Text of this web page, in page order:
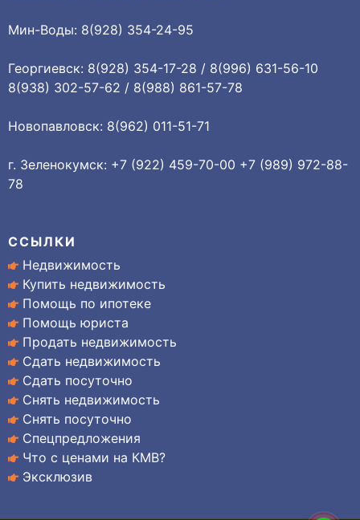
Мин-Воды: 8(928) 354-24-95
Георгиевск: 8(928) 354-17-28 / 8(996) 631-56-10
8(938) 302-57-62 / 8(988) 861-57-78
Новопавловск: 8(962) 011-51-71
г. Зеленокумск: +7 (922) 459-70-00 +7 (989) 972-88-
78
ССЫЛКИ
Недвижимость
Купить недвижимость
Помощь по ипотеке
Помощь юриста
Продать недвижимость
Сдать недвижимость
Сдать посуточно
Снять недвижимость
Снять посуточно
Спецпредложения
Что с ценами на КМВ?
Эксклюзив